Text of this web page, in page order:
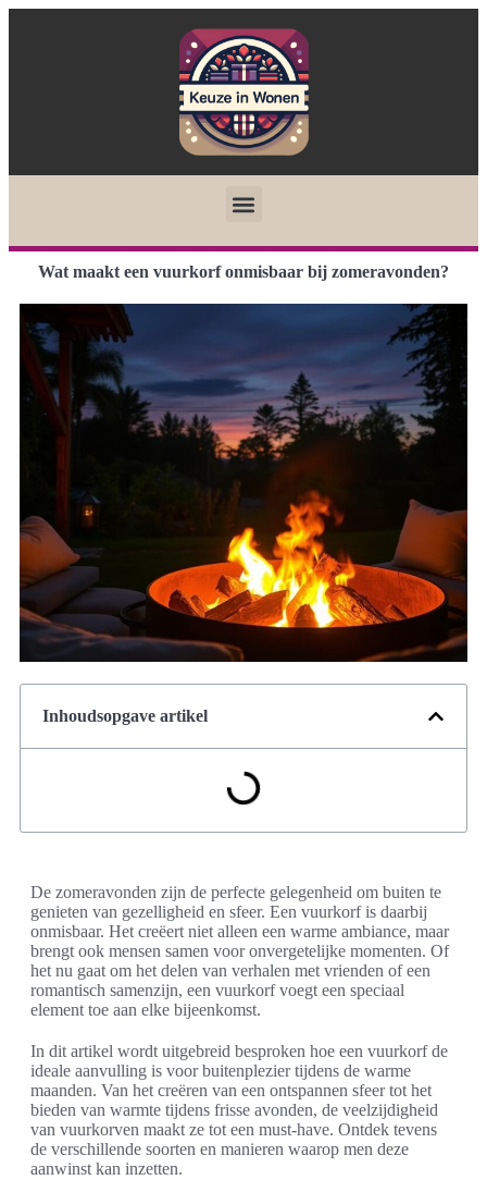
Wat maakt een vuurkorf onmisbaar bij zomeravonden?
Inhoudsopgave artikel
De zomeravonden zijn de perfecte gelegenheid om buiten te
genieten van gezelligheid en sfeer. Een vuurkorf is daarbij
onmisbaar. Het creëert niet alleen een warme ambiance, maar
brengt ook mensen samen voor onvergetelijke momenten. Of
het nu gaat om het delen van verhalen met vrienden of een
romantisch samenzijn, een vuurkorf voegt een speciaal
element toe aan elke bijeenkomst.
In dit artikel wordt uitgebreid besproken hoe een vuurkorf de
ideale aanvulling is voor buitenplezier tijdens de warme
maanden. Van het creëren van een ontspannen sfeer tot het
bieden van warmte tijdens frisse avonden, de veelzijdigheid
van vuurkorven maakt ze tot een must-have. Ontdek tevens
de verschillende soorten en manieren waarop men deze
aanwinst kan inzetten.